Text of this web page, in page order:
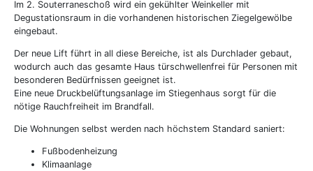
Im 2. Souterraneschoß wird ein gekühlter Weinkeller mit
Degustationsraum in die vorhandenen historischen Ziegelgewölbe
eingebaut.
Der neue Lift führt in all diese Bereiche, ist als Durchlader gebaut,
wodurch auch das gesamte Haus türschwellenfrei für Personen mit
besonderen Bedürfnissen geeignet ist.
Eine neue Druckbelüftungsanlage im Stiegenhaus sorgt für die
nötige Rauchfreiheit im Brandfall.
Die Wohnungen selbst werden nach höchstem Standard saniert:
Fußbodenheizung
Klimaanlage